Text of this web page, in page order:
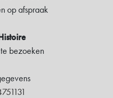
op afspraak
bezoeken